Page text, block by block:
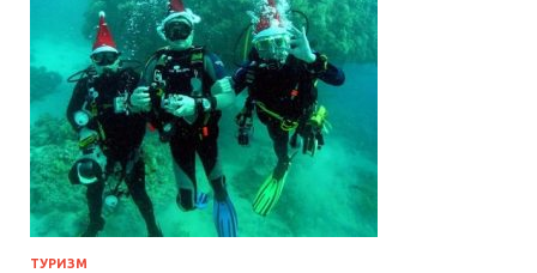
ТУРИЗМ